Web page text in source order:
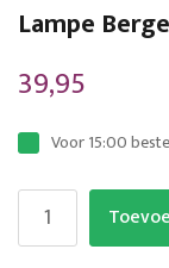
het
van
de
afbeeldingen-
gallerij
Lampe
39,95
Voor 15:00